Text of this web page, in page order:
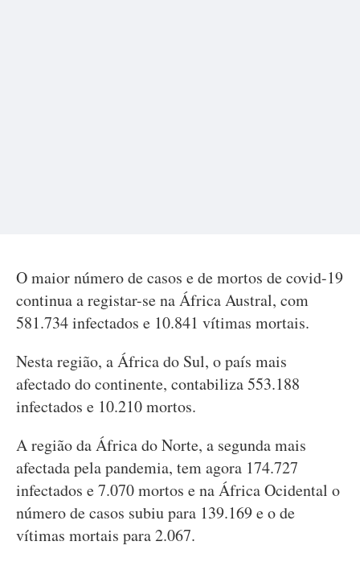
O maior número de casos e de mortos de covid-19
continua a registar-se na África Austral, com
581.734 infectados e 10.841 vítimas mortais.
Nesta região, a África do Sul, o país mais
afectado do continente, contabiliza 553.188
infectados e 10.210 mortos.
A região da África do Norte, a segunda mais
afectada pela pandemia, tem agora 174.727
infectados e 7.070 mortos e na África Ocidental o
número de casos subiu para 139.169 e o de
vítimas mortais para 2.067.